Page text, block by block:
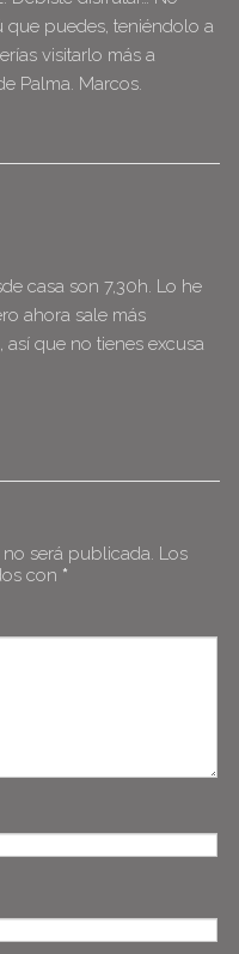
puedes, teniéndolo a
visitarlo más a
Palma. Marcos.
casa son 7,30h. Lo he
ahora sale más
que no tienes excusa
será publicada. Los
con *